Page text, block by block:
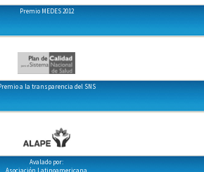
Premio MEDES 2012
a la transparencia del SNS
Avalado por:
Asociación Latinoamericana